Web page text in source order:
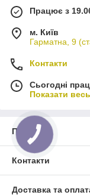
Працює з
м. Київ
Гарматна, 9
Контакти
Сьогодні
Показати
Про нас
Контакти
Доставка та